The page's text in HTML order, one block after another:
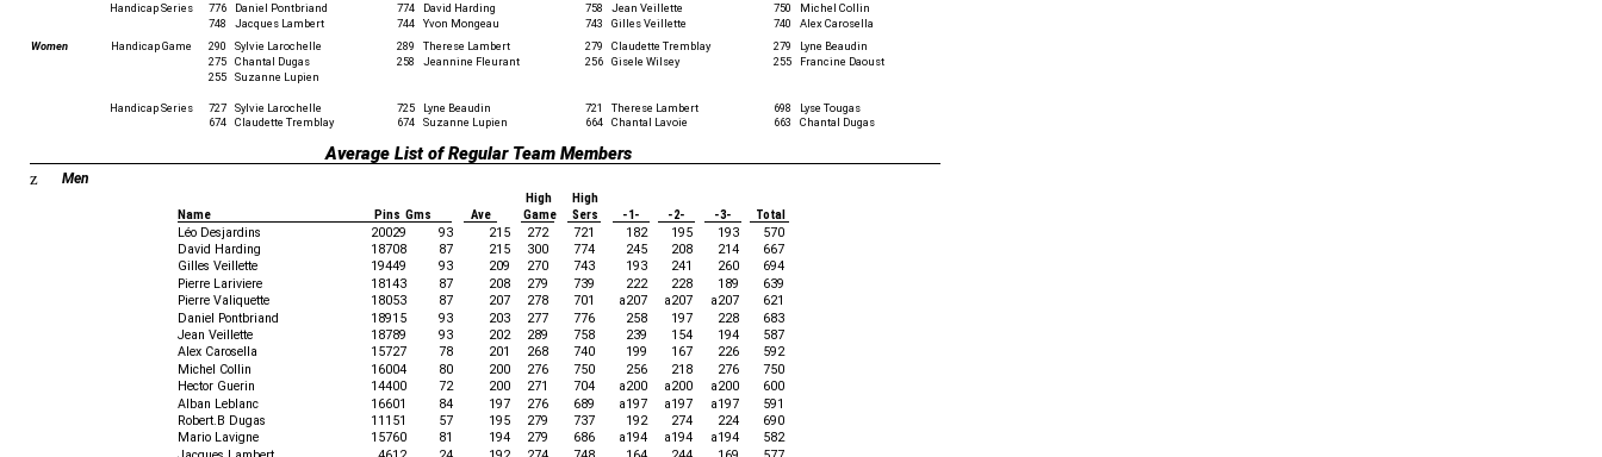
Handicap Series
776 Daniel Pontbriand 774 David Harding 758 Jean Veillette 750
Michel Collin
748
Jacques Lambert 744 Yvon Mongeau 743 Gilles Veillette 740
Alex Carosella
Women
Handicap Game 290 Sylvie Larochelle 289 Therese Lambert 279 Claudette Tremblay 279
Lyne Beaudin
275
Chantal Dugas 258 Jeannine Fleurant 256 Gisele Wilsey 255
Francine Daoust
255
Suzanne Lupien
Handicap Series 727 Sylvie Larochelle 725 Lyne Beaudin 721 Therese Lambert 698
Lyse Tougas
674
Claudette Tremblay 674 Suzanne Lupien 664 Chantal Lavoie 663 Chantal Dugas
Average List of Regular Team Members
z Men
High
High
Name
Pins Gms Ave Game Sers -1- -2- -3-
Total
Léo Desjardins
20029 93 215 272 721 182 195 193
570
David Harding
18708 87 215 300 774 245 208 214
667
Gilles Veillette
19449 93 209 270 743 193 241 260
694
Pierre Lariviere
18143 87 208 279 739 222 228 189
639
Pierre Valiquette
18053 87 207 278 701 a207 a207 a207
621
Daniel Pontbriand
18915 93 203 277 776 258 197 228
683
Jean Veillette
18789 93 202 289 758 239 154 194
587
Alex Carosella
15727 78 201 268 740 199 167 226
592
Michel Collin
16004 80 200 276 750 256 218 276
750
Hector Guerin
14400 72 200 271 704 a200 a200 a200
600
Alban Leblanc
16601 84 197 276 689 a197 a197 a197
591
Robert.B Dugas
11151 57 195 279 737 192 274 224
690
Mario Lavigne
15760 81 194 279 686 a194 a194 a194
582